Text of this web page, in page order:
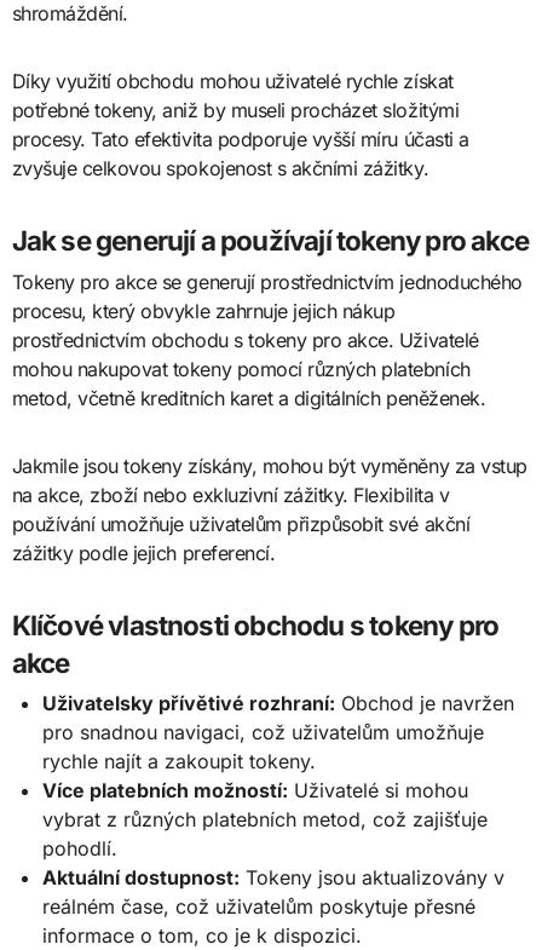
shromáždění.
Díky využití obchodu mohou uživatelé rychle získat
potřebné tokeny, aniž by museli procházet složitými
procesy. Tato efektivita podporuje vyšší míru účasti a
zvyšuje celkovou spokojenost s akčními zážitky.
Jak se generují a používají tokeny pro akce
Tokeny pro akce se generují prostřednictvím jednoduchého
procesu, který obvykle zahrnuje jejich nákup
prostřednictvím obchodu s tokeny pro akce. Uživatelé
mohou nakupovat tokeny pomocí různých platebních
metod, včetně kreditních karet a digitálních peněženek.
Jakmile jsou tokeny získány, mohou být vyměněny za vstup
na akce, zboží nebo exkluzivní zážitky. Flexibilita v
používání umožňuje uživatelům přizpůsobit své akční
zážitky podle jejich preferencí.
Klíčové vlastnosti obchodu s tokeny pro
akce
Uživatelsky přívětivé rozhraní: Obchod je navržen
pro snadnou navigaci, což uživatelům umožňuje
rychle najít a zakoupit tokeny.
Více platebních možností: Uživatelé si mohou
vybrat z různých platebních metod, což zajišťuje
pohodlí.
Aktuální dostupnost: Tokeny jsou aktualizovány v
reálném čase, což uživatelům poskytuje přesné
informace o tom, co je k dispozici.